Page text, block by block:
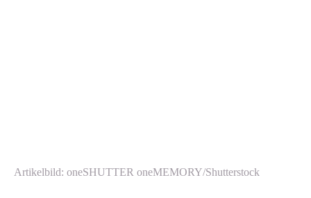
Artikelbild: oneSHUTTER oneMEMORY/Shutterstock